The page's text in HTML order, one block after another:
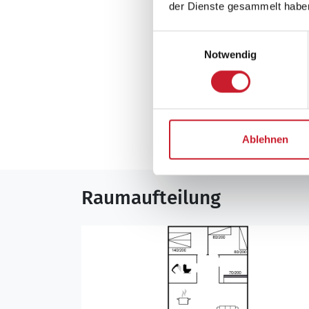
der Dienste gesammelt
Notwendig
Ablehnen
Terrasse,
Neben- und
Die aktuellen
Raumaufteilung